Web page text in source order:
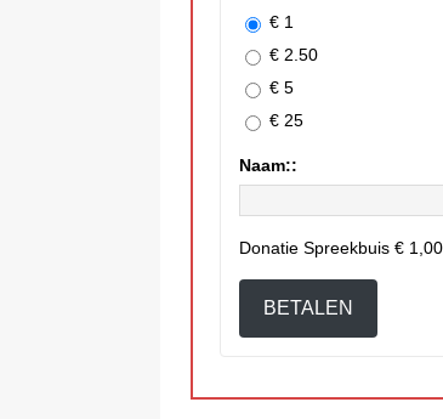
€ 1
€ 2.50
€ 5
€ 25
Naam::
Donatie Spreekbuis € 1,00
BETALEN